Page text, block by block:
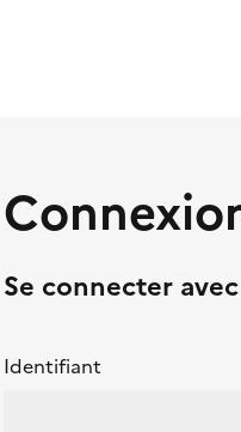
Se connecter
Identifiant